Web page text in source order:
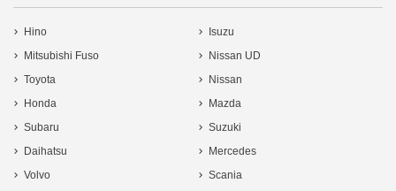
Hino
Isuzu
Mitsubishi Fuso
Nissan UD
Toyota
Nissan
Honda
Mazda
Subaru
Suzuki
Daihatsu
Mercedes
Volvo
Scania